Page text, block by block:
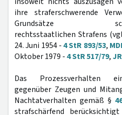
ihre straferschwerende
Grundsätze
rechtsstaatlichen Strafens
24. Juni 1954 -4 StR 893/53,
Oktober 1979 -4 StR 517/79,
Das Prozessverhalten
gegenüber Zeugen und
Nachtatverhalten gemäß §
strafschärfend